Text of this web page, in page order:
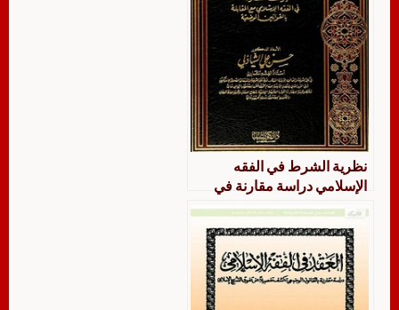
نظرية الشرط في الفقه
الإسلامي دراسة مقارنة في
الفقه الإسلامي مع المقابلة
بالقوانين الوضعية